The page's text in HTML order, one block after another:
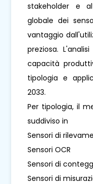
stakeholder e
globale dei
vantaggio
preziosa.
capacità
tipologia e
2033.
Per tipologia, il
suddiviso in
Sensori di
Sensori OCR
Sensori di
Sensori di